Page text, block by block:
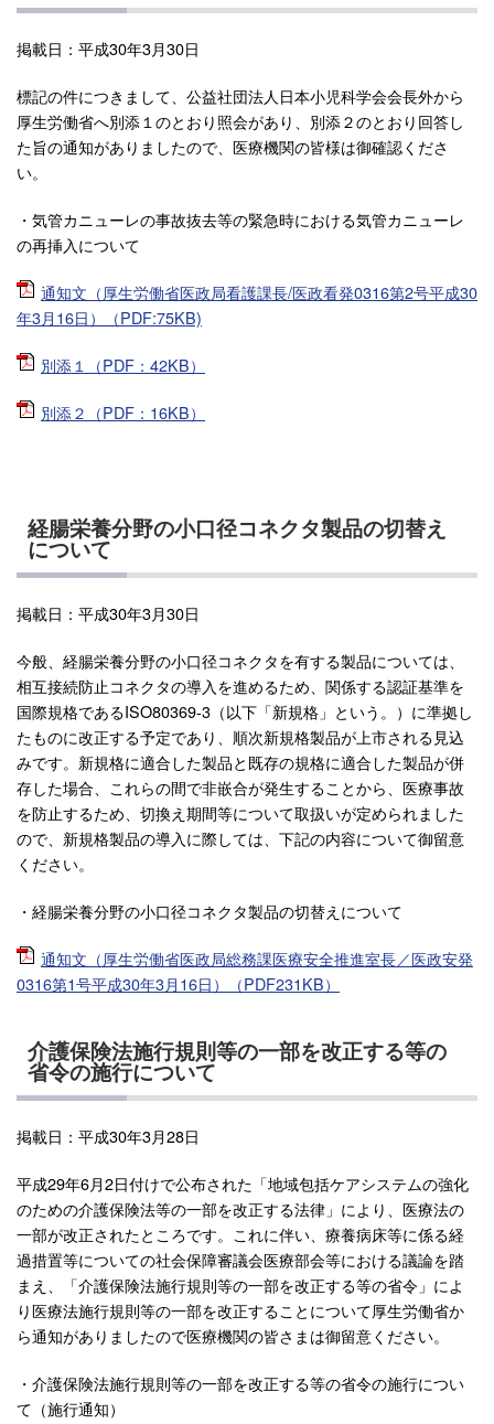
掲載日：平成30年3月30日
標記の件につきまして、公益社団法人日本小児科学会会長外から
厚生労働省へ別添１のとおり照会があり、別添２のとおり回答し
た旨の通知がありましたので、医療機関の皆様は御確認くださ
い。
・気管カニューレの事故抜去等の緊急時における気管カニューレ
の再挿入について
通知文（厚生労働省医政局看護課長/医政看発0316第2号平成30
年3月16日）（PDF:75KB)
別添１（PDF：42KB）
別添２（PDF：16KB）
経腸栄養分野の小口径コネクタ製品の切替え
について
掲載日：平成30年3月30日
今般、経腸栄養分野の小口径コネクタを有する製品については、
相互接続防止コネクタの導入を進めるため、関係する認証基準を
国際規格であるISO80369-3（以下「新規格」という。）に準拠し
たものに改正する予定であり、順次新規格製品が上市される見込
みです。新規格に適合した製品と既存の規格に適合した製品が併
存した場合、これらの間で非嵌合が発生することから、医療事故
を防止するため、切換え期間等について取扱いが定められました
ので、新規格製品の導入に際しては、下記の内容について御留意
ください。
・経腸栄養分野の小口径コネクタ製品の切替えについて
通知文（厚生労働省医政局総務課医療安全推進室長／医政安発
0316第1号平成30年3月16日）（PDF231KB）
介護保険法施行規則等の一部を改正する等の
省令の施行について
掲載日：平成30年3月28日
平成29年6月2日付けで公布された「地域包括ケアシステムの強化
のための介護保険法等の一部を改正する法律」により、医療法の
一部が改正されたところです。これに伴い、療養病床等に係る経
過措置等についての社会保障審議会医療部会等における議論を踏
まえ、「介護保険法施行規則等の一部を改正する等の省令」によ
り医療法施行規則等の一部を改正することについて厚生労働省か
ら通知がありましたので医療機関の皆さまは御留意ください。
・介護保険法施行規則等の一部を改正する等の省令の施行につい
て（施行通知）